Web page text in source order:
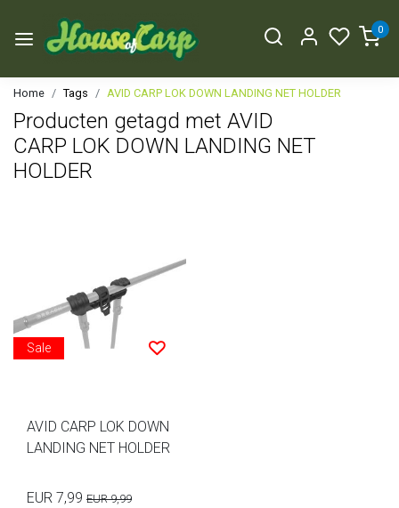
0
Home Tags AVID CARP LOK DOWN LANDING NET HOLDER
Producten getagd met AVID
CARP LOK DOWN LANDING NET
HOLDER
Sale
AVID CARP LOK DOWN
LANDING NET HOLDER
EUR 7,99 EUR 9,99